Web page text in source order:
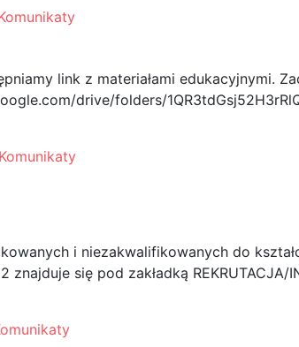
link z materiałami edukacyjnymi.
drive/folders/
Komunikaty
i niezakwalifikowanych do
znajduje się pod zakładką REKRUTACJA/